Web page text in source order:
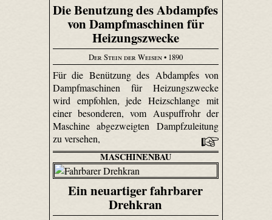
Die Benutzung des Abdampfes
von Dampfmaschinen für
Heizungszwecke
Der Stein der Weisen• 1890
Für die Benützung des Abdampfes von
Dampfmaschinen für Heizungszwecke
wird empfohlen, jede Heizschlange mit
einer besonderen, vom Auspuffrohr der
Maschine abgezweigten Dampfzuleitung
zu versehen,
MASCHINENBAU
Ein neuartiger fahrbarer
Drehkran